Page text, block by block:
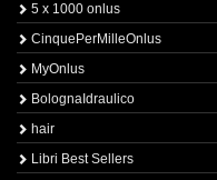
5 x 1000 onlus
CinquePerMilleOnlus
MyOnlus
BolognaIdraulico
hair
Libri Best Sellers